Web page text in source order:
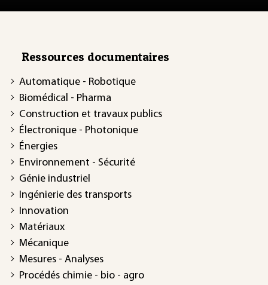
Ressources documentaires
Automatique - Robotique
Biomédical - Pharma
Construction et travaux publics
Électronique - Photonique
Énergies
Environnement - Sécurité
Génie industriel
Ingénierie des transports
Innovation
Matériaux
Mécanique
Mesures - Analyses
Procédés chimie - bio - agro